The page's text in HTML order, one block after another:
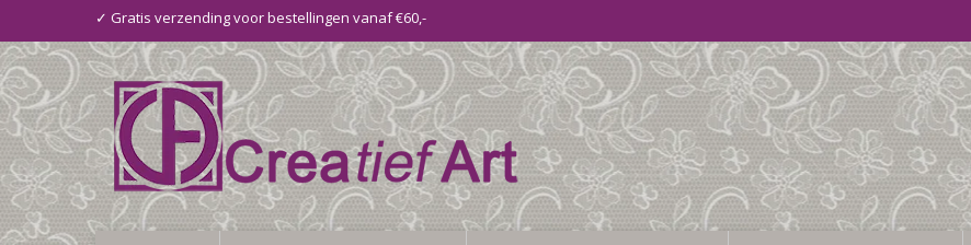
✓ Gratis verzending voor bestellingen vanaf €60,-